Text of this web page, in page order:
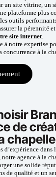
un site vitrine, un
plateforme plus
outils
la pérennité
site internet.
à notre expertise
concurrence à la
de
d’expérience dans
agence à la
une solide
de qualité et un